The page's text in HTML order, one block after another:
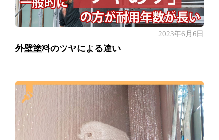
2023年6月6日
外壁塗料のツヤによる違い